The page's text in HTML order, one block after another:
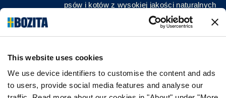
This website uses cookies
We use device identifiers to customise the content and ads
to users, provide social media features and analyse our
psów i kotów z wysokiej jakości naturalnych
surowców, bez zbędnych dodatków!
ŚLEDŹ NAS W MEDIACH